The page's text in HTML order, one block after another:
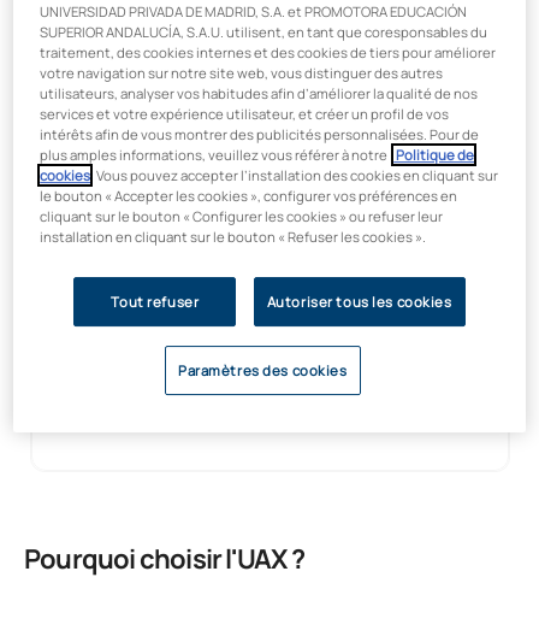
Durée Crédits
25 heures / 1 ECTS
Faculté
Pourquoi choisir l'UAX ?
UNIVERSIDAD PRIVADA DE MADRID, S.A. et PROMOTORA EDUCACIÓN
SUPERIOR ANDALUCÍA, S.A.U. utilisent, en tant que coresponsables du
traitement, des cookies internes et des cookies de tiers pour améliorer
votre navigation sur notre site web, vous distinguer des autres
utilisateurs, analyser vos habitudes afin d’améliorer la qualité de nos
services et votre expérience utilisateur, et créer un profil de vos
intérêts afin de vous montrer des publicités personnalisées. Pour de
plus amples informations, veuillez vous référer à notre Politique de
cookies . Vous pouvez accepter l’installation des cookies en cliquant sur
le bouton « Accepter les cookies », configurer vos préférences en
cliquant sur le bouton « Configurer les cookies » ou refuser leur
installation en cliquant sur le bouton « Refuser les cookies ».
Tout refuser Autoriser tous les cookies
Paramètres des cookies